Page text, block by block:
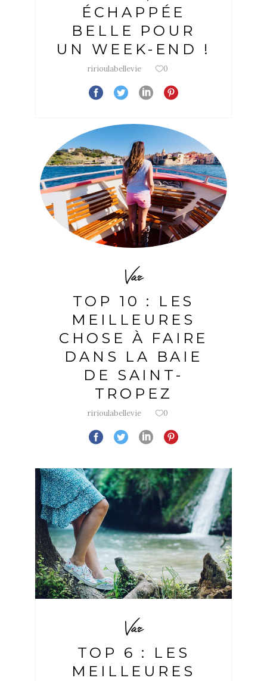
ÉCHAPPÉE
BELLE POUR
UN WEEK-END !
ririoulabellevie 0
Var
TOP 10 : LES
MEILLEURES
CHOSE À FAIRE
DANS LA BAIE
DE SAINT-
TROPEZ
ririoulabellevie 0
Var
TOP 6 : LES
MEILLEURES